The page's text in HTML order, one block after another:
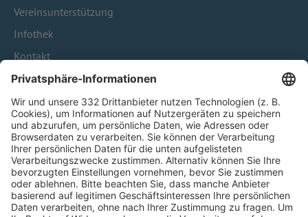
Vereinsunterstützung
Infothek
Kontakt
HÄUFIG BESUCHTE SEITEN
Pässe und Vereinswechsel
Trainerausbildung
Schulungsangebot Vereinsmitarbeiter
BFV-Geschäftsstellen
Trainerbörse